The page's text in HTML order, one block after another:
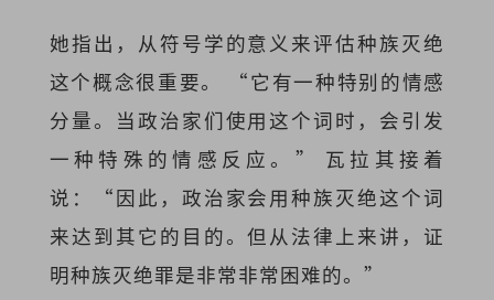
她指出，从符号学的意义来评估种族灭绝
这个概念很重要。 “它有一种特别的情感
分量。当政治家们使用这个词时，会引发
一种特殊的情感反应。” 瓦拉其接着
说：“因此，政治家会用种族灭绝这个词
来达到其它的目的。但从法律上来讲，证
明种族灭绝罪是非常非常困难的。”